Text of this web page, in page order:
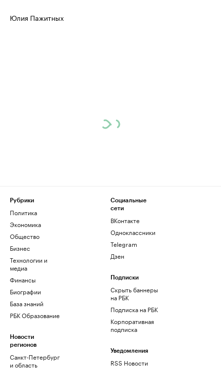
Юлия Пажитных
Рубрики
Политика
Экономика
Общество
Бизнес
Технологии и
медиа
Финансы
Биографии
База знаний
РБК Образование
Новости
регионов
Санкт-Петербург
и область
Социальные
сети
ВКонтакте
Одноклассники
Telegram
Дзен
Подписки
Скрыть баннеры
на РБК
Подписка на РБК
Корпоративная
подписка
Уведомления
RSS Новости